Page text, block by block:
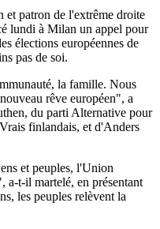
patron de l'extrême droite
lundi à Milan un appel pour
élections européennes de
pas de soi.
la famille. Nous
rêve européen", a
du parti Alternative pour
finlandais, et d'Anders
et peuples, l'Union
a-t-il martelé, en présentant
les peuples relèvent la